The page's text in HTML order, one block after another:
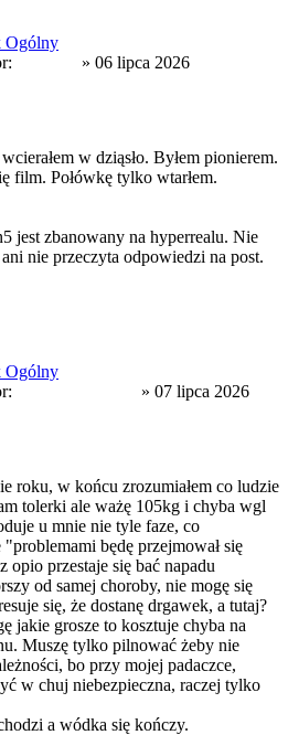
Ogólny
» 06 lipca 2026
w dziąsło. Byłem pionierem.
film. Połówkę tylko wtarłem.
jest zbanowany na hyperrealu. Nie
nie przeczyta odpowiedzi na post.
Ogólny
» 07 lipca 2026
roku, w końcu zrozumiałem co ludzie
tolerki ale ważę 105kg i chyba wgl
u mnie nie tyle faze, co
będę przejmował się
przestaje się bać napadu
od samej choroby, nie mogę się
się, że dostanę drgawek, a tutaj?
jakie grosze to kosztuje chyba na
Muszę tylko pilnować żeby nie
bo przy mojej padaczce,
w chuj niebezpieczna, raczej tylko
a wódka się kończy.